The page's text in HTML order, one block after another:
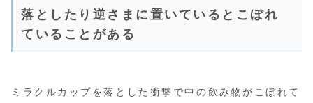
落としたり逆さまに置いているとこぼれ
ていることがある
ミラクルカップを落とした衝撃で中の飲み物がこぼれて